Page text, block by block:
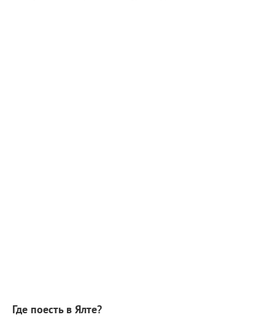
Где поесть в Ялте?